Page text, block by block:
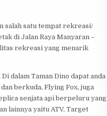
salah satu tempat rekreasi/
di Jalan Raya Manyaran –
rekreasi yang menarik
dalam Taman Dino dapat anda
berkuda, Flying Fox, juga
senjata api berpeluru yang
lainnya yaitu ATV, Target